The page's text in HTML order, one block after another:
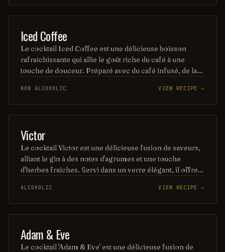
champagne ajoute une effervescence irrésistible qui
séduira tous les palais.
Iced Coffee
Le cocktail Iced Coffee est une délicieuse boisson
rafraîchissante qui allie le goût riche du café à une
touche de douceur. Préparé avec du café infusé, de la
une expérience gustative parfaite pour les amateurs de
café. Idéal pour les journées chaudes, ce cocktail
énergisant séduira vos papilles.
NON ALCOHOLIC VIEW RECIPE →
Victor
Le cocktail Victor est une délicieuse fusion de saveurs,
alliant le gin à des notes d'agrumes et une touche
d'herbes fraîches. Servi dans un verre élégant, il offre
pour les soirées estivales. Sa présentation soignée et
son goût équilibré en font un incontournable des bars à
cocktails.
ALCOHOLIC VIEW RECIPE →
Adam & Eve
Le cocktail 'Adam & Eve' est une délicieuse fusion de